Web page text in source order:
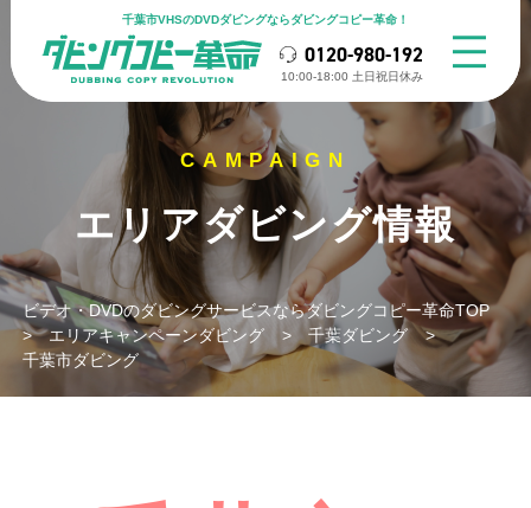
千葉市VHSのDVDダビングならダビングコピー革命！
0120-980-192
10:00-18:00 ⼟⽇祝⽇休み
エリアダビング情報
ビデオ・DVDのダビングサービスならダビングコピー革命TOP
>エリアキャンペーンダビング >千葉ダビング >
千葉市ダビング